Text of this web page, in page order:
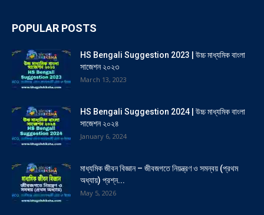
POPULAR POSTS
HS Bengali Suggestion 2023 | উচ্চ মাধ্যমিক বাংলা
সাজেশন ২০২৩
March 13, 2023
HS Bengali Suggestion 2024 | উচ্চ মাধ্যমিক বাংলা
সাজেশন ২০২৪
January 6, 2024
মাধ্যমিক জীবন বিজ্ঞান – জীবজগতে নিয়ন্ত্রণ ও সমন্বয় (প্রথম
অধ্যায়) প্রশ্ন...
May 5, 2026